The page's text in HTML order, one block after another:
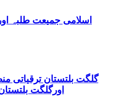
اسلامی جمیعت طلبہ
اورگلگت